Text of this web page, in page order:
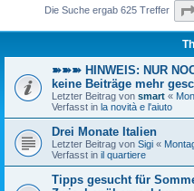
Die Suche ergab 625 Treffer
➽➽➽ HINWEIS: NUR
keine Beiträge mehr
Letzter Beitrag von smart «
Verfasst in la novità e l'aiuto
Drei Monate Italien
Letzter Beitrag von Sigi «
Verfasst in il quartiere
Tipps gesucht für